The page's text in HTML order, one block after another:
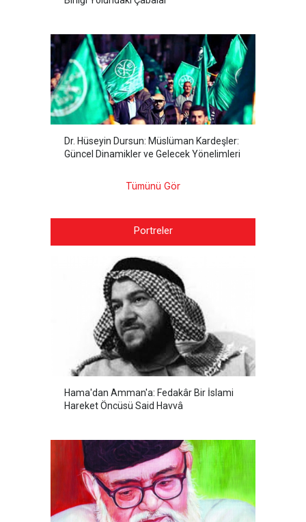
Dr. Hüseyin Dursun: Müslüman Kardeşler:
Güncel Dinamikler ve Gelecek Yönelimleri
Tümünü Gör
Portreler
Hama'dan Amman'a: Fedakâr Bir İslami
Hareket Öncüsü Said Havvâ